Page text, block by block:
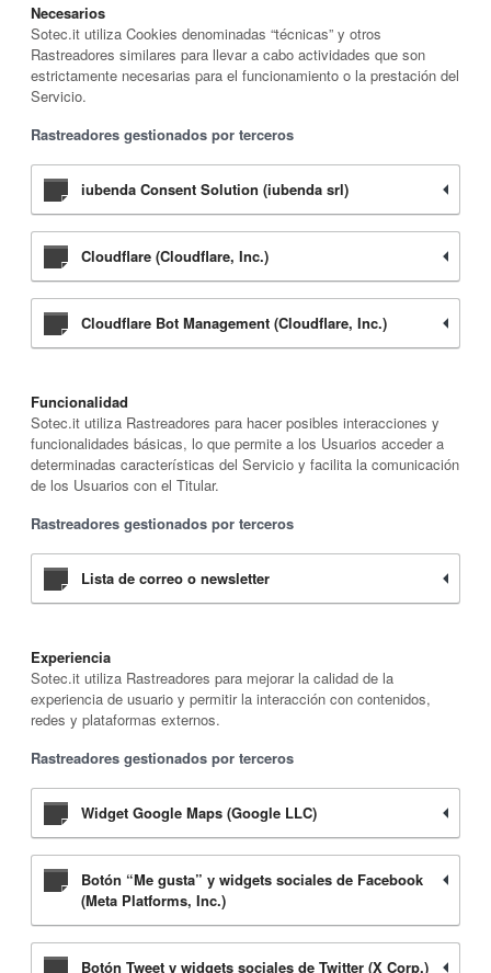
Necesarios
Sotec.it utiliza Cookies denominadas “técnicas” y otros
Rastreadores similares para llevar a cabo actividades que son
estrictamente necesarias para el funcionamiento o la prestación del
Servicio.
Rastreadores gestionados por terceros
iubenda Consent Solution (iubenda srl)
Cloudflare (Cloudflare, Inc.)
Cloudflare Bot Management (Cloudflare, Inc.)
Funcionalidad
Sotec.it utiliza Rastreadores para hacer posibles interacciones y
funcionalidades básicas, lo que permite a los Usuarios acceder a
determinadas características del Servicio y facilita la comunicación
de los Usuarios con el Titular.
Rastreadores gestionados por terceros
Lista de correo o newsletter
Experiencia
Sotec.it utiliza Rastreadores para mejorar la calidad de la
experiencia de usuario y permitir la interacción con contenidos,
redes y plataformas externos.
Rastreadores gestionados por terceros
Widget Google Maps (Google LLC)
Botón “Me gusta” y widgets sociales de Facebook
(Meta Platforms, Inc.)
Botón Tweet y widgets sociales de Twitter (X Corp.)